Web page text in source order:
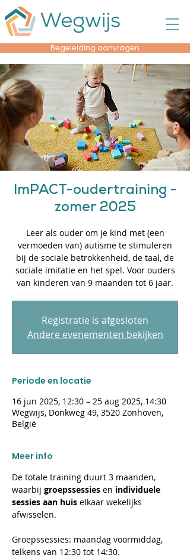
Begeleiding aanvragen
ImPACT-oudertraining -
zomer 2025
Leer als ouder om je kind met (een
vermoeden van) autisme te stimuleren
bij de sociale betrokkenheid, de taal, de
sociale imitatie en het spel. Voor ouders
van kinderen van 9 maanden tot 6 jaar.
Registratie is afgesloten
Andere evenementen bekijken
Periode en locatie
16 jun 2025, 12:30 – 25 aug 2025, 14:30
Wegwijs, Donkweg 49, 3520 Zonhoven,
België
Meer info
De totale training duurt 3 maanden,
waarbij groepssessies en individuele
sessies aan huis elkaar wekelijks
afwisselen.
Groepssessies: maandag voormiddag,
telkens van 12:30 tot 14:30.